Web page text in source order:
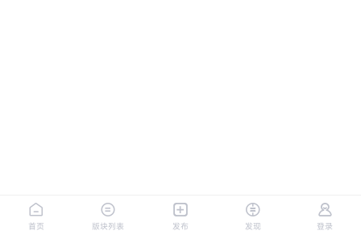
首页 版块列表 发布 发现 登录